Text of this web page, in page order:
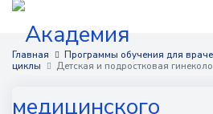
Программы обучения
Условия обучения
Главная Программы обучения для
циклы
Детская и подростковая